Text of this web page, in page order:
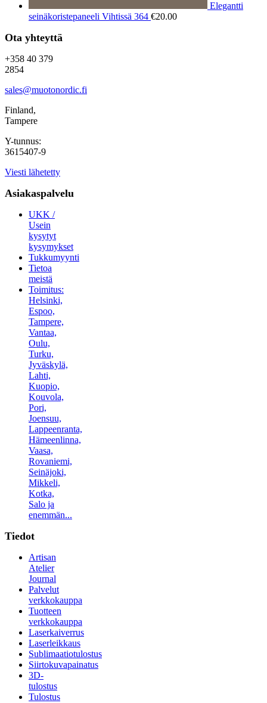
Elegantti
seinäkoristepaneeli Vihtissä 364 €20.00
Ota yhteyttä
+358 40 379
2854
sales@muotonordic.fi
Finland,
Tampere
Y-tunnus:
3615407-9
Viesti lähetetty
Asiakaspalvelu
UKK /
Usein
kysytyt
kysymykset
Tukkumyynti
Tietoa
meistä
Toimitus:
Helsinki,
Espoo,
Tampere,
Vantaa,
Oulu,
Turku,
Jyväskylä,
Lahti,
Kuopio,
Kouvola,
Pori,
Joensuu,
Lappeenranta,
Hämeenlinna,
Vaasa,
Rovaniemi,
Seinäjoki,
Mikkeli,
Kotka,
Salo ja
enemmän...
Tiedot
Artisan
Atelier
Journal
Palvelut
verkkokauppa
Tuotteen
verkkokauppa
Laserkaiverrus
Laserleikkaus
Sublimaatiotulostus
Siirtokuvapainatus
3D-
tulostus
Tulostus